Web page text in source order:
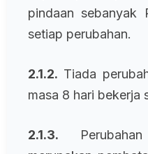
pindaan sebanyak
setiap perubahan.
2.1.2. Tiada
masa 8 hari bekerja
2.1.3.